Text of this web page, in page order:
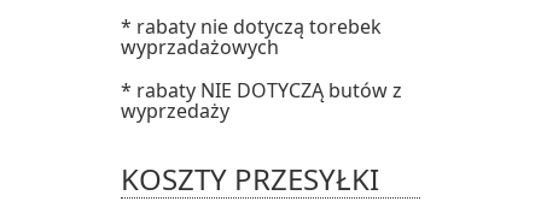
* rabaty nie dotyczą torebek
wyprzadażowych
* rabaty NIE DOTYCZĄ butów z
wyprzedaży
KOSZTY PRZESYŁKI